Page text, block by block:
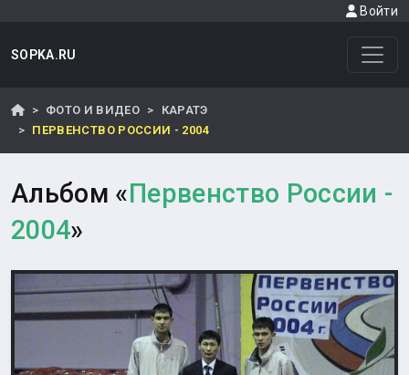
Войти
SOPKA.RU
ФОТО И ВИДЕО
КАРАТЭ
ПЕРВЕНСТВО РОССИИ - 2004
Альбом «Первенство России -
2004»